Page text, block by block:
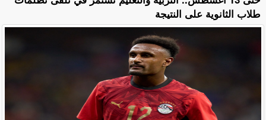
طلاب الثانوية على النتيجة